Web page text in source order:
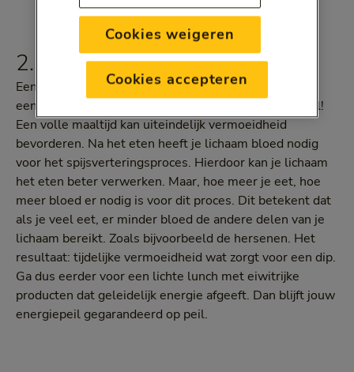
2. Let op je voeding
Een maaltijd rijk aan koolhydraten en mineralen geeft
een energieboost aan je lichaam, maar eet niet teveel!
Een volle maaltijd kan uiteindelijk vermoeidheid
bevorderen. Na het eten heeft je lichaam bloed nodig
voor het spijsverteringsproces. Hierdoor kan je lichaam
het eten beter verwerken. Maar, hoe meer je eet, hoe
meer bloed er nodig is voor dit proces. Dit betekent dat
als je veel eet, er minder bloed de andere delen van je
lichaam bereikt. Zoals bijvoorbeeld de hersenen. Het
resultaat: tijdelijke vermoeidheid wat zorgt voor een dip.
Ga dus eerder voor een lichte lunch met eiwitrijke
producten dat geleidelijk energie afgeeft. Dan blijft jouw
energiepeil gegarandeerd op peil.
Cookies weigeren
Cookies accepteren